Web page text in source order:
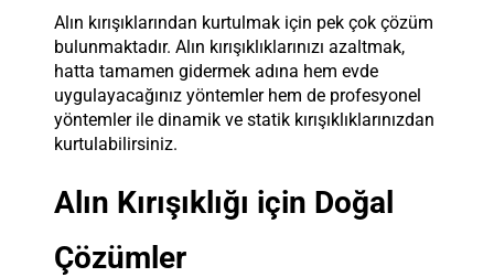
Alın kırışıklarından kurtulmak için pek çok çözüm
bulunmaktadır. Alın kırışıklıklarınızı azaltmak,
hatta tamamen gidermek adına hem evde
uygulayacağınız yöntemler hem de profesyonel
yöntemler ile dinamik ve statik kırışıklıklarınızdan
kurtulabilirsiniz.
Alın Kırışıklığı için Doğal
Çözümler